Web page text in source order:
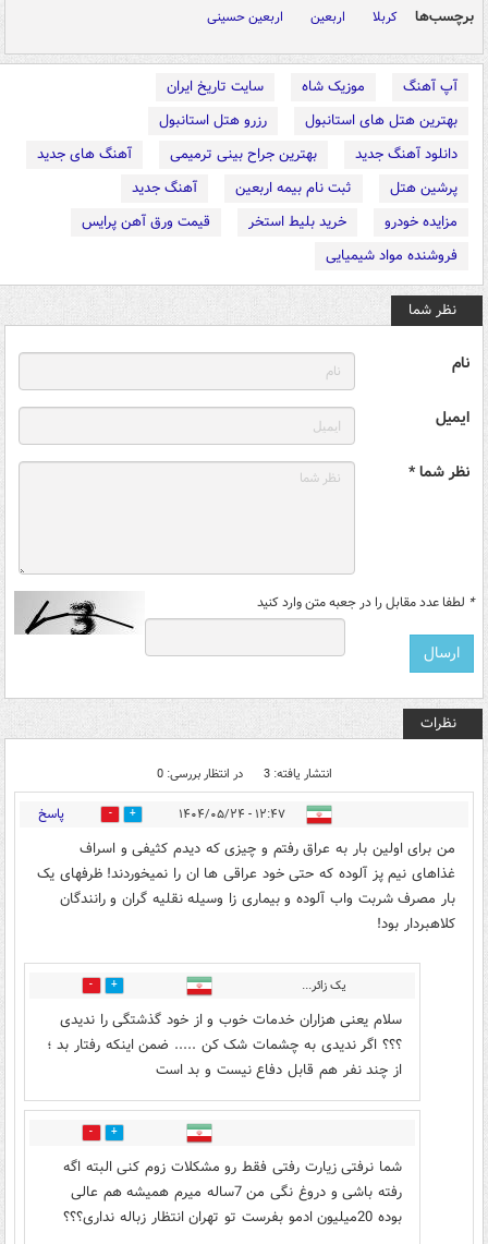
برچسب‌ها کربلا اربعین اربعین حسینی
آپ آهنگ موزیک شاه
سایت تاریخ ایران
بهترین هتل های استانبول
رزرو هتل استانبول
دانلود آهنگ جدید
بهترین جراح بینی ترمیمی
آهنگ های جدید
پرشین هتل
ثبت نام بیمه اربعین
آهنگ جدید
مزایده خودرو
خرید بلیط استخر
قیمت ورق آهن پرایس
فروشنده مواد شیمیایی
نظر شما
نام
ایمیل
نظر شما *
* لطفا عدد مقابل را در جعبه متن وارد کنید
نظرات
انتشار یافته: 3 در انتظار بررسی: 0
۱۲:۴۷ - ۱۴۰۴/۰۵/۲۴ 1 پاسخ
من برای اولین بار به عراق رفتم و چیزی که دیدم کثیفی و اسراف
غذاهای نیم پز آلوده که حتی خود عراقی ها ان را نمیخوردند! ظرفهای یک
بار مصرف شربت و‌اب آلوده و بیماری زا وسیله نقلیه گران و رانندگان
کلاهبردار بود!
یک زائر... 1
سلام یعنی هزاران خدمات خوب و از خود گذشتگی را ندیدی
؟؟؟ اگر ندیدی به چشمات شک کن ..... ضمن اینکه رفتار بد ؛
از چند نفر هم قابل دفاع نیست و بد است
2
شما نرفتی زیارت رفتی فقط رو مشکلات زوم کنی البته اگه
رفته باشی و دروغ نگی من 7ساله میرم همیشه هم عالی
بوده 20میلیون ادمو بفرست تو تهران انتظار زباله نداری؟؟؟